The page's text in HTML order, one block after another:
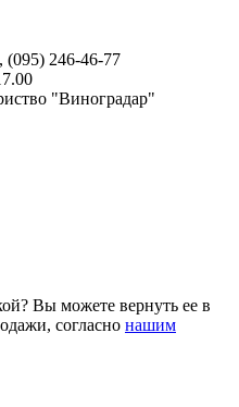
(095) 246-46-77
"Виноградар"
Вы можете вернуть ее в
согласно нашим